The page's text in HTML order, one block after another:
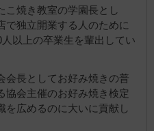
こ焼き教室の学園長とし
で独立開業する人のために
以上の卒業生を輩出してい
会長としてお好み焼きの普
協会主催のお好み焼き検定
を広めるのに大いに貢献し